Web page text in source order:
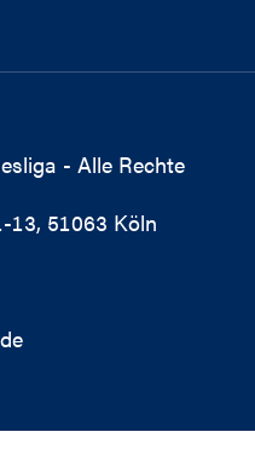
- Alle Rechte
13, 51063 Köln